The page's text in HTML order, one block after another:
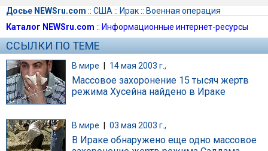
Досье NEWSru.com :: США :: Ирак:: Военная операция
Каталог NEWSru.com :: Информационные интернет-ресурсы
ССЫЛКИ ПО ТЕМЕ
В мире | 14 мая 2003 г.,
Массовое захоронение 15 тысяч жертв
режима Хусейна найдено в Ираке
В мире 03 мая 2003 г.,
В Ираке обнаружено еще одно массовое